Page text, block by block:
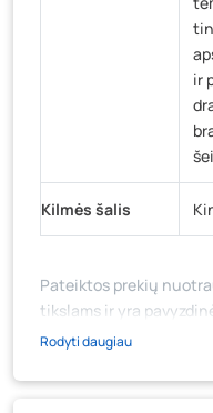
ir
Kilmės šalis
Pateiktos prekių
tikslams ir yra
prekių ir jų pakuotės
aprašymu) yra
Rodyti daugiau